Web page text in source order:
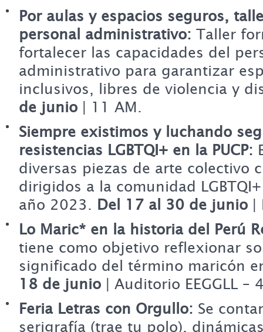
Por aulas y espacios seguros,
personal administrativo: Taller
fortalecer las capacidades del
administrativo para garantizar
inclusivos, libres de violencia y
de junio | 11 AM.
Siempre existimos y luchando
resistencias LGBTQI+ en la PUCP:
diversas piezas de arte colectivo
dirigidos a la comunidad
año 2023. Del 17 al 30 de junio |
Lo Maric* en la historia del Perú
tiene como objetivo reflexionar
significado del término maricón
18 de junio | Auditorio EEGGLL –
Feria Letras con Orgullo: Se
serigrafía (trae tu polo),